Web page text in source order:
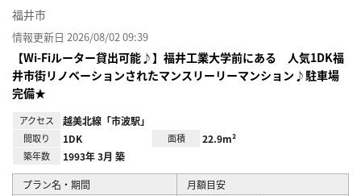
福井市
情報更新日 2026/08/02 09:39
【Wi-Fiルーター貸出可能♪】福井工業大学前にある 人気1DK福
井市街リノベーションされたマンスリーリーマンション♪駐車場
完備★
アクセス 越美北線「市波駅」
間取り 1DK 面積 22.9m²
築年数 1993年 3月 築
プラン名・期間 月額目安